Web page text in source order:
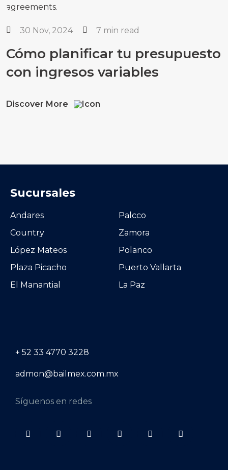
30 Nov, 2024 7 min read
Cómo planificar tu presupuesto
con ingresos variables
Discover More
Sucursales
Andares
Country
López Mateos
Plaza Picacho
El Manantial
Palcco
Zamora
Polanco
Puerto Vallarta
La Paz
+ 52 33 4770 3228
admon@bailmex.com.mx
Síguenos en redes